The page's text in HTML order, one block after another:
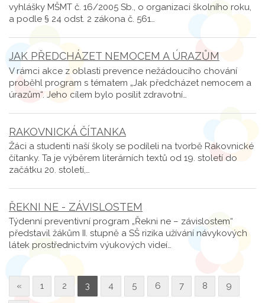
vyhlášky MŠMT č. 16/2005 Sb., o organizaci školního roku,
a podle § 24 odst. 2 zákona č. 561…
JAK PŘEDCHÁZET NEMOCEM A ÚRAZŮM
V rámci akce z oblasti prevence nežádoucího chování
proběhl program s tématem „Jak předcházet nemocem a
úrazům“. Jeho cílem bylo posílit zdravotní…
RAKOVNICKÁ ČÍTANKA
Žáci a studenti naší školy se podíleli na tvorbě Rakovnické
čítanky. Ta je výběrem literárních textů od 19. století do
začátku 20. století,…
ŘEKNI NE - ZÁVISLOSTEM
Týdenní preventivní program „Řekni ne – závislostem“
představil žákům II. stupně a SŠ rizika užívání návykových
látek prostřednictvím výukových videí…
« 1 2 3 4 5 6 7 8 9